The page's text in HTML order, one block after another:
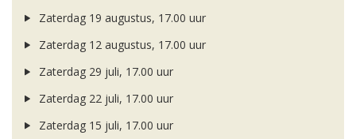
Zaterdag 19 augustus, 17.00 uur
Zaterdag 12 augustus, 17.00 uur
Zaterdag 29 juli, 17.00 uur
Zaterdag 22 juli, 17.00 uur
Zaterdag 15 juli, 17.00 uur